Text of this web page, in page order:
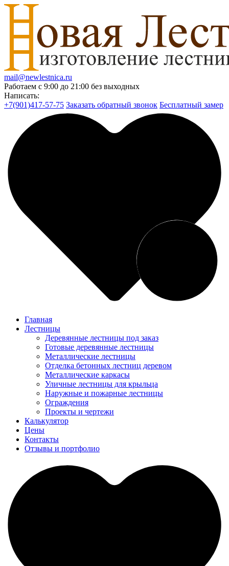
mail@newlestnica.ru
Работаем с 9:00 до 21:00 без выходных
Написать:
+7(901)417-57-75 Заказать обратный звонок Бесплатный замер
Главная
Лестницы
Деревянные лестницы под заказ
Готовые деревянные лестницы
Металлические лестницы
Отделка бетонных лестниц деревом
Металлические каркасы
Уличные лестницы для крыльца
Наружные и пожарные лестницы
Ограждения
Проекты и чертежи
Калькулятор
Цены
Контакты
Отзывы и портфолио